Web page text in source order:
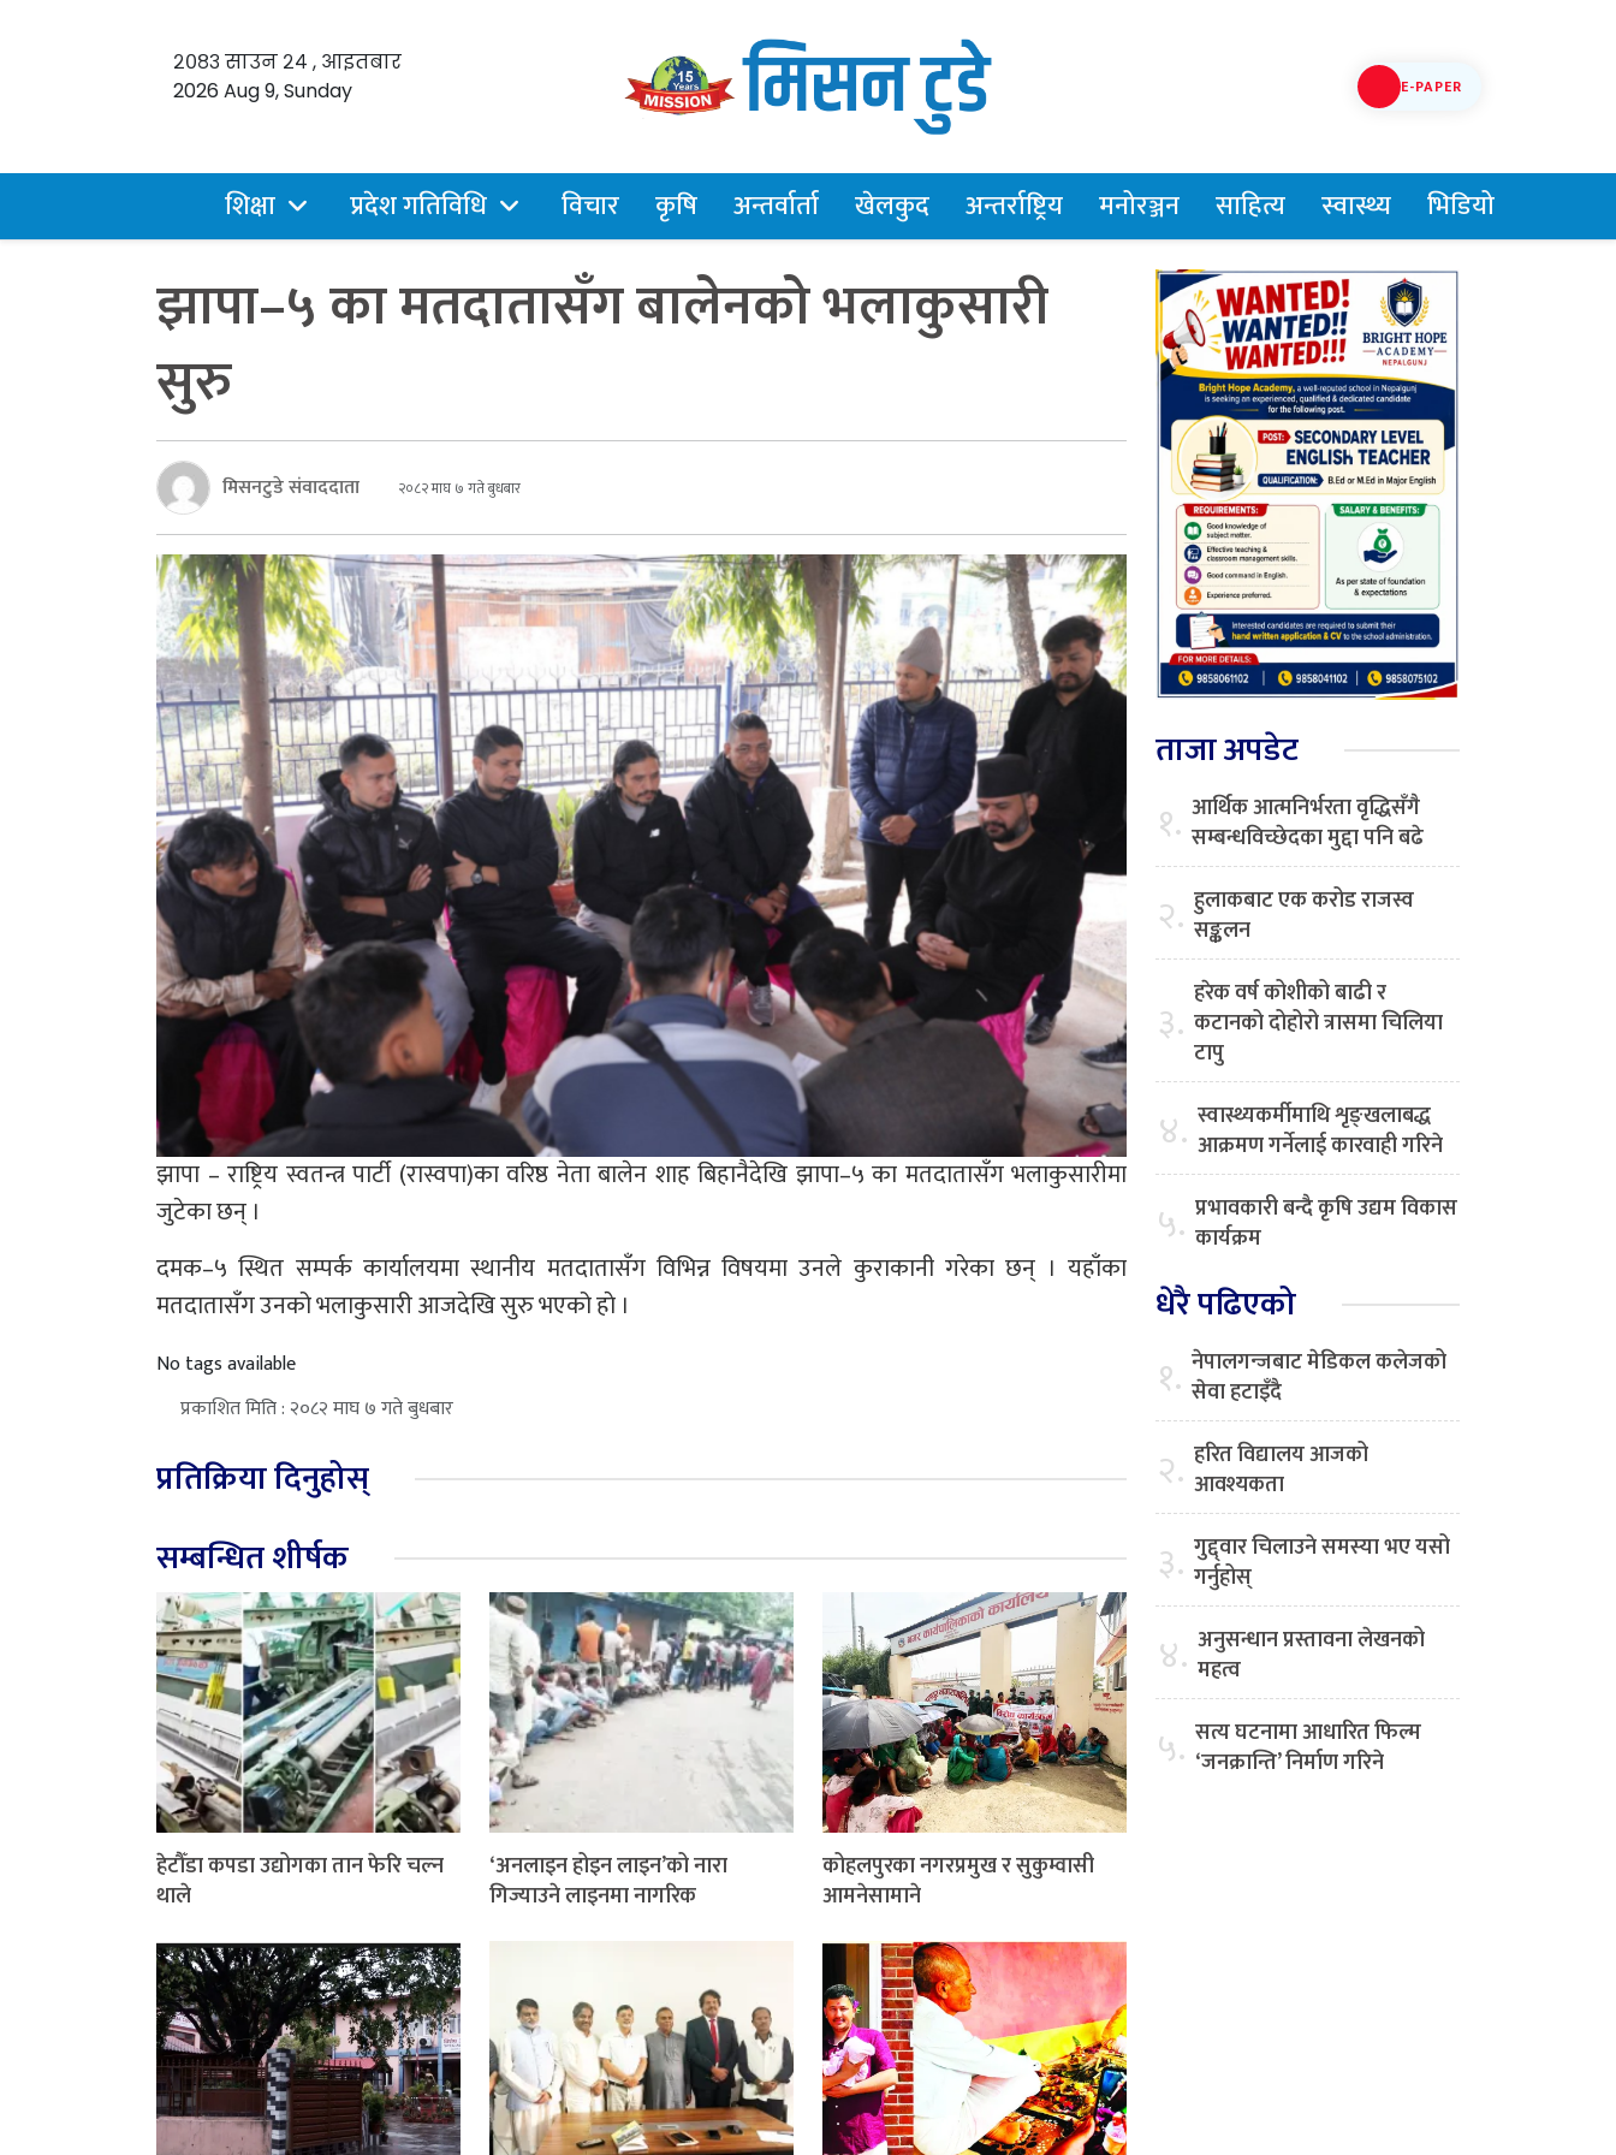
२०८३ साउन २४ , आइतबार
2026 Aug 9, Sunday
E-PAPER
शिक्षा प्रदेश गतिविधि विचार कृषि अन्तर्वार्ता खेलकुद अन्तर्राष्ट्रिय मनोरञ्जन साहित्य स्वास्थ्य भिडियो
झापा–५ का मतदातासँग बालेनको भलाकुसारी
सुरु
मिसनटुडे संवाददाता २०८२ माघ ७ गते बुधबार
झापा – राष्ट्रिय स्वतन्त्र पार्टी (रास्वपा)का वरिष्ठ नेता बालेन शाह बिहानैदेखि झापा–५ का मतदातासँग भलाकुसारीमा
जुटेका छन् ।
दमक–५ स्थित सम्पर्क कार्यालयमा स्थानीय मतदातासँग विभिन्न विषयमा उनले कुराकानी गरेका छन् । यहाँका
मतदातासँग उनको भलाकुसारी आजदेखि सुरु भएको हाे ।
No tags available
प्रकाशित मिति : २०८२ माघ ७ गते बुधबार
प्रतिक्रिया दिनुहोस्
सम्बन्धित शीर्षक
हेटौँडा कपडा उद्योगका तान फेरि चल्न
थाले
‘अनलाइन होइन लाइन’को नारा
गिज्याउने लाइनमा नागरिक
कोहलपुरका नगरप्रमुख र सुकुम्वासी
आमनेसामाने
ताजा अपडेट
१. आर्थिक आत्मनिर्भरता वृद्धिसँगै
सम्बन्धविच्छेदका मुद्दा पनि बढे
२. हुलाकबाट एक करोड राजस्व
सङ्कलन
३. हरेक वर्ष कोशीको बाढी र
कटानको दोहोरो त्रासमा चिलिया
टापु
४. स्वास्थ्यकर्मीमाथि शृङ्खलाबद्ध
आक्रमण गर्नेलाई कारवाही गरिने
५. प्रभावकारी बन्दै कृषि उद्यम विकास
कार्यक्रम
धेरै पढिएको
१. नेपालगन्जबाट मेडिकल कलेजको
सेवा हटाइँदै
२. हरित विद्यालय आजको
आवश्यकता
३. गुद्द्वार चिलाउने समस्या भए यसो
गर्नुहोस्
४. अनुसन्धान प्रस्तावना लेखनको
महत्व
५. सत्य घटनामा आधारित फिल्म
‘जनक्रान्ति’ निर्माण गरिने